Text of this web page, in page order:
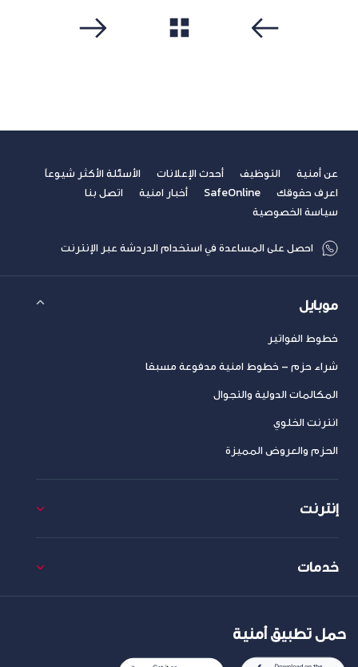
عن أمنية التوظيف أحدث الإعلانات
الأسئلة الأكثر شيوعاً
اعرف حقوقك
SafeOnline أخبار امنية
اتصل بنا
سياسة الخصوصية
احصل على المساعدة في استخدام الدردشة عبر الإنترنت
موبايل
خطوط الفواتير
شراء حزم – خطوط امنية مدفوعة مسبقا
المكالمات الدولية والتجوال
انترنت الخلوي
الحزم والعروض المميزة
إنترنت
خدمات
حمل تطبيق أمنية